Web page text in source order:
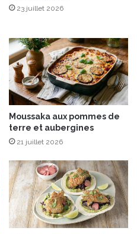
23 juillet 2026
Moussaka aux pommes de
terre et aubergines
21 juillet 2026